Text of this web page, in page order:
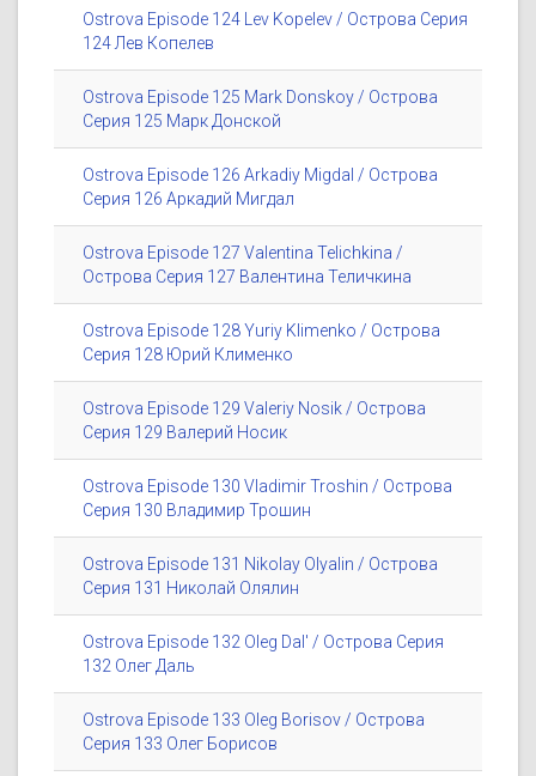
Ostrova Episode 124 Lev Kopelev / Острова Серия
124 Лев Копелев
Ostrova Episode 125 Mark Donskoy / Острова
Серия 125 Марк Донской
Ostrova Episode 126 Arkadiy Migdal / Острова
Серия 126 Аркадий Мигдал
Ostrova Episode 127 Valentina Telichkina /
Острова Серия 127 Валентина Теличкина
Ostrova Episode 128 Yuriy Klimenko / Острова
Серия 128 Юрий Клименко
Ostrova Episode 129 Valeriy Nosik / Острова
Серия 129 Валерий Носик
Ostrova Episode 130 Vladimir Troshin / Острова
Серия 130 Владимир Трошин
Ostrova Episode 131 Nikolay Olyalin / Острова
Серия 131 Николай Олялин
Ostrova Episode 132 Oleg Dal' / Острова Серия
132 Олег Даль
Ostrova Episode 133 Oleg Borisov / Острова
Серия 133 Олег Борисов